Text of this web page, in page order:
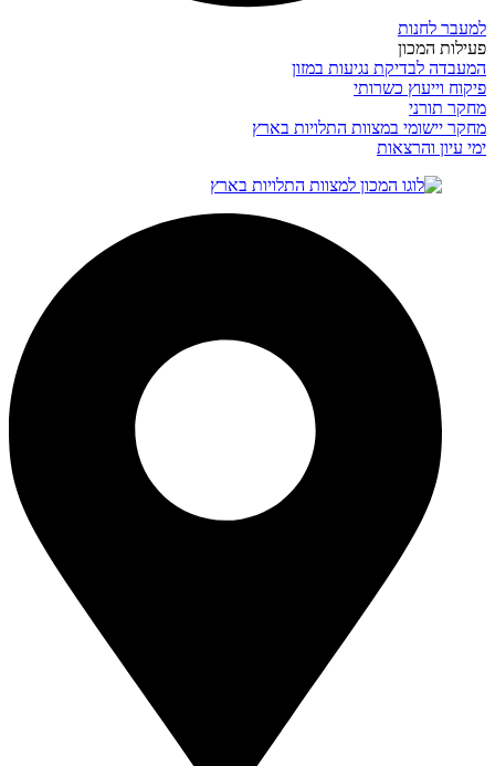
למעבר לחנות
פעילות המכון
המעבדה לבדיקת נגיעות במזון
פיקוח וייעוץ כשרותי
מחקר תורני
מחקר יישומי במצוות התלויות בארץ
ימי עיון והרצאות